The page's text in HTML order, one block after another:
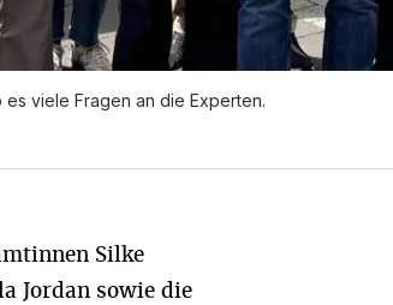
es viele Fragen an die Experten.
Silke
Jordan sowie die